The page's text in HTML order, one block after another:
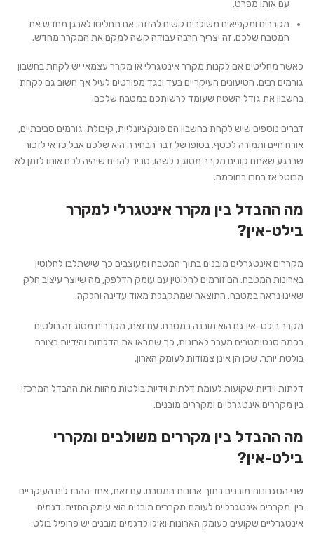
עם אותו מפרט.
מקררים ומקפיאים משולבים קשים להזזה. אם תחליטו לארגן מחדש את
המטבח שלכם, זה יצריך הרבה עבודה קשה למקם את המקרר מחדש.
כאשר מחליטים אם לקנות מקרר אינטגרלי או מקרר עצמאי יש לקחת בחשבון
גורמים רבים. הטיעונים העיקריים בעד ונגד מפורטים לעיל אך חשוב גם לקחת
בחשבון את גודל השטח שעומד לרשותכם במטבח שלכם.
דברים נוספים שיש לקחת בחשבון הם פונקציונליות, קיבולת, גורמים סביבתיים,
אורח חיים ותמורה לכסף. בסופו של דבר הבחירה היא שלכם אבל כדאי לזכור
שברגע שאתם קונים מקרר מסוג כלשהו, סביר להניח שיהיה לכם אותו לזמן לא
מבוטל אז בחרו בחוכמה.
מה ההבדל בין מקרר אינטגרלי למקרר
בילט-אין?
מקררים אינטגרלים מובנים בתוך המטבח ומעוצבים כך שישתלבו לחלוטין
בארונות המטבח. הם זורמים לחלוטין עם עומק הדלפק, מה שיוצר עיצוב חלק
שאינו נראה במטבח. התוצאה שמתקבלת מאוד עדינה וחלקה.
מקרר בילט-אין גם הוא מובנה במטבח. עם זאת, מקררים מסוג זה בולטים
בכמה סנטימטרים מעבר לארונות, כך שתראו את הדלתות והידיות בצורה
בולטת יותר, שכן הן אינן צמודות לעומק הארון.
דלתות וידיות שקועות לעומת דלתות וידיות בולטות מהוות את ההבדל המרכזי
בין מקררים אינטגרליים ומקררים מובנים.
מה ההבדל בין מקררים משולבים ומקררי
בילט-אין?
שני הסגנונות מובנים בתוך ארונות המטבח. עם זאת, אחד ההבדלים העיקריים
בין מקררים אינטגרליים לעומת מקררים מובנים הוא עומק החזית. דגמים
אינטגרליים שקועים כעומק הארונות ואילו לדגמים מובנים יש פרופיל בולט.